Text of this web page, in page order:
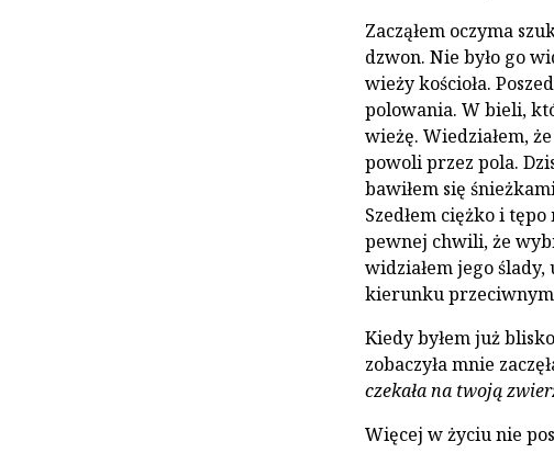
Zacząłem oczyma
dzwon. Nie było go
wieży kościoła.
polowania. W bieli,
wieżę. Wiedziałem,
powoli przez pola.
bawiłem się
Szedłem ciężko i
pewnej chwili, że
widziałem jego ślady,
kierunku przeciwnym
Kiedy byłem już
zobaczyła mnie
czekała na twoją
Więcej w życiu nie